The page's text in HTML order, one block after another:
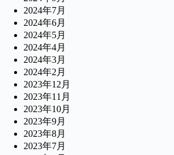
2024年7月
2024年6月
2024年5月
2024年4月
2024年3月
2024年2月
2023年12月
2023年11月
2023年10月
2023年9月
2023年8月
2023年7月